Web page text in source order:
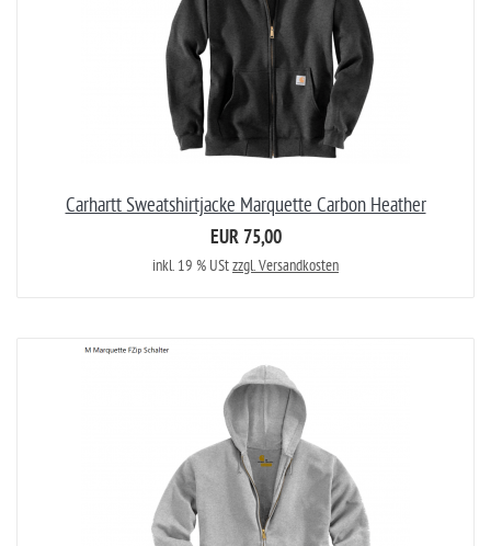
Carhartt Sweatshirtjacke Marquette Carbon Heather
EUR 75,00
inkl. 19 % UStzzgl. Versandkosten